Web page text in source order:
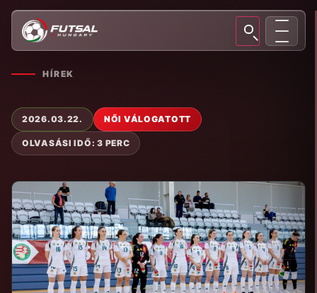
HÍREK
2026.03.22. NŐI VÁLOGATOTT
OLVASÁSI IDŐ: 3 PERC